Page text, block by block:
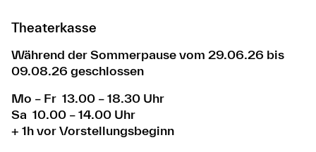
Theaterkasse
Während der Sommerpause vom 29.06.26 bis
09.08.26 geschlossen
Mo – Fr 13.00 – 18.30 Uhr
Sa 10.00 – 14.00 Uhr
+ 1h vor Vorstellungsbeginn